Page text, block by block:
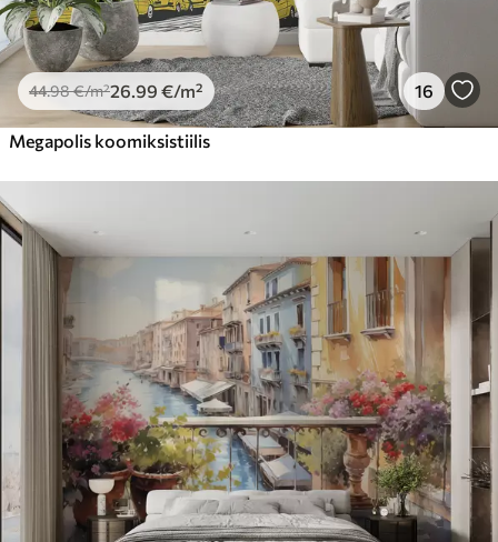
44.98€/m²26 .99 €/m² 16
Megapolis koomiksistiilis